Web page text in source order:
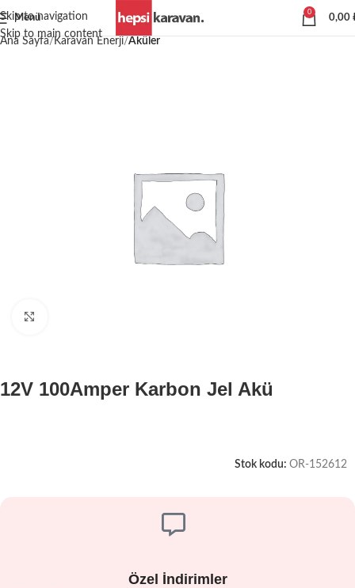
Skip to navigation
Skip to main content
Menü
0
0,00
Ana Sayfa Karavan Enerji Aküler
12V 100Amper Karbon Jel Akü
Stok kodu: OR-152612
Özel İndirimler